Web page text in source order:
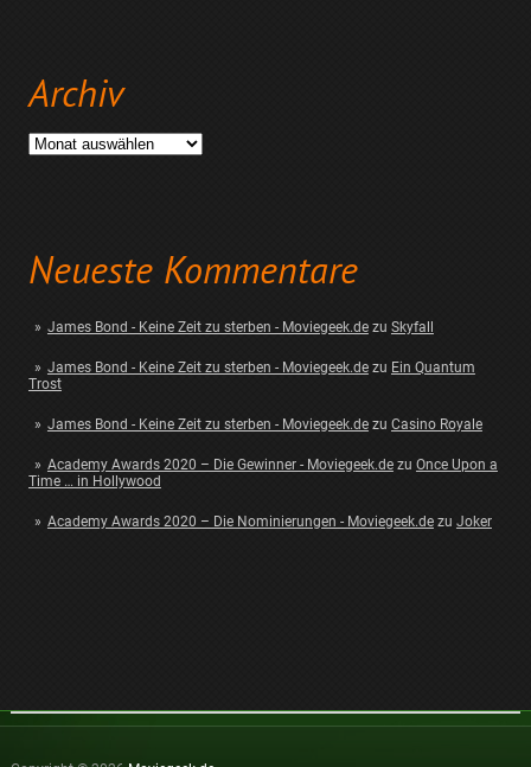
Archiv
Archiv
Neueste Kommentare
James Bond - Keine Zeit zu sterben - Moviegeek.dezu Skyfall
James Bond - Keine Zeit zu sterben - Moviegeek.dezu Ein Quantum
Trost
James Bond - Keine Zeit zu sterben - Moviegeek.dezu Casino Royale
Academy Awards 2020 – Die Gewinner - Moviegeek.dezu Once Upon a
Time … in Hollywood
Academy Awards 2020 – Die Nominierungen - Moviegeek.dezu Joker